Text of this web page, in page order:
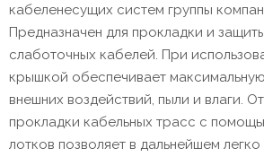
кабеленесущих систем группы
Предназначен для прокладки и
слаботочных кабелей. При
крышкой обеспечивает
внешних воздействий, пыли и влаги.
прокладки кабельных трасс с
лотков позволяет в дальнейшем